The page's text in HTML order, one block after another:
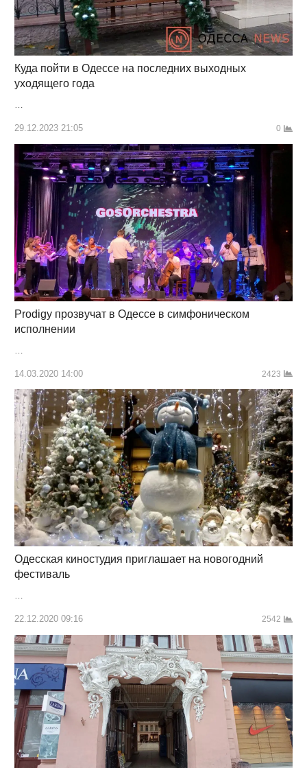
Куда пойти в Одессе на последних выходных
уходящего года
…
29.12.2023 21:05 0
Prodigy прозвучат в Одессе в симфоническом
исполнении
14.03.2020 14:00 2423
Одесская киностудия приглашает на новогодний
фестиваль
22.12.2020 09:16 2542